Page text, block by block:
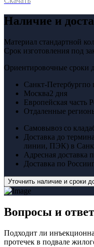
Наличие и
Материал стандартной
Срок изготовления под
Ориентировочные сроки
Санкт-Петербургпо
Москва2 дня
Европейская часть
Отдаленные
Самовывоз со клада
Доставка до
линии, ПЭК) в
Адресная доставка
Доставка по России
Уточнить наличие и сроки
Вопросы и
Подходит ли
протечек в подвале